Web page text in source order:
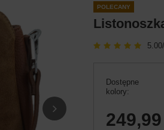
POLECANY
Dostępne
kolory
249,99